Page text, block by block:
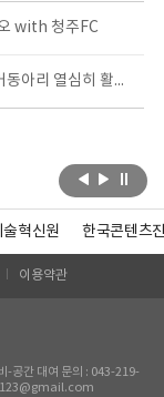
with 청주FC
충북콘텐츠코리아랩 2020 메이커동아리 열심히 활동중 #사고다발지역 #포토존
혁신원 한국콘텐츠
이용약관
-공간 대여 문의 : 043-219-